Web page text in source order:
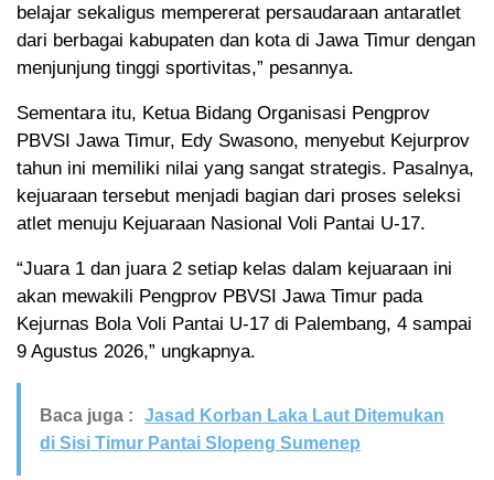
belajar sekaligus mempererat persaudaraan antaratlet
dari berbagai kabupaten dan kota di Jawa Timur dengan
menjunjung tinggi sportivitas,” pesannya.
Sementara itu, Ketua Bidang Organisasi Pengprov
PBVSI Jawa Timur, Edy Swasono, menyebut Kejurprov
tahun ini memiliki nilai yang sangat strategis. Pasalnya,
kejuaraan tersebut menjadi bagian dari proses seleksi
atlet menuju Kejuaraan Nasional Voli Pantai U-17.
“Juara 1 dan juara 2 setiap kelas dalam kejuaraan ini
akan mewakili Pengprov PBVSI Jawa Timur pada
Kejurnas Bola Voli Pantai U-17 di Palembang, 4 sampai
9 Agustus 2026,” ungkapnya.
Baca juga :
Jasad Korban Laka Laut Ditemukan
di Sisi Timur Pantai Slopeng Sumenep